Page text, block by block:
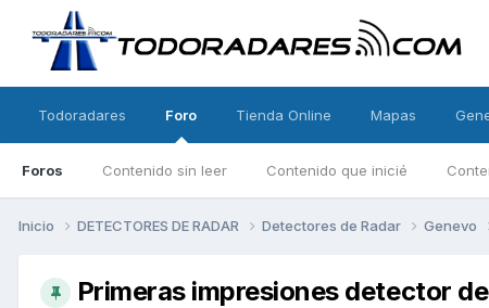
Todoradares Foro
Foros Contenido sin leer Contenido que inicié
Tienda Online Mapas
Inicio DETECTORES DE RADAR Detectores de Radar Genevo
Primeras impresiones detector